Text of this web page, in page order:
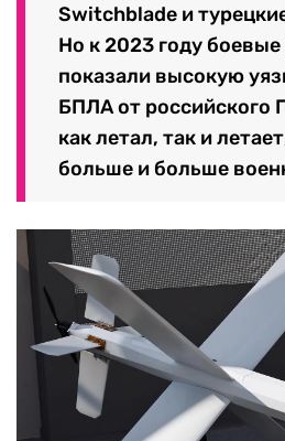
Switchblade и
Но к 2023 году
показали высокую
БПЛА от российского
как летал, так и
больше и больше